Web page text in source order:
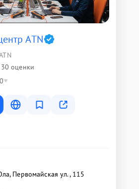
ATN
оценки
Первомайская ул., 115